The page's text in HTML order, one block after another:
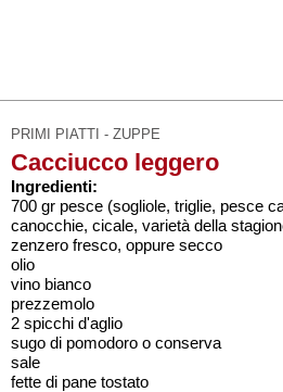
PRIMI PIATTI - ZUPPE
Cacciucco leggero
Ingredienti:
700 gr pesce (sogliole, triglie, pesce
canocchie, cicale, varietà della
zenzero fresco, oppure secco
olio
vino bianco
prezzemolo
2 spicchi d'aglio
sugo di pomodoro o conserva
sale
fette di pane tostato